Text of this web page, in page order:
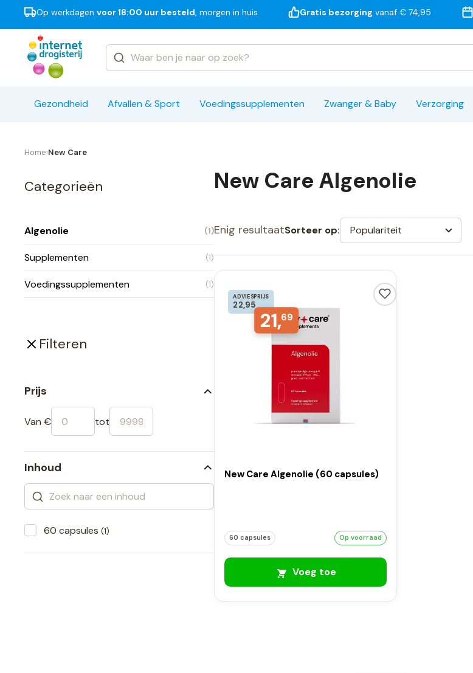
Op werkdagen voor 18:00 uur besteld, morgen in huis Gratis bezorging vanaf € 74,95
Gezondheid Afvallen & Sport Voedingssupplementen Zwanger & Baby Verzorging
Merken
Home›New Care
Categorieën
Algenolie (1)
Supplementen (1)
Voedingssupplementen (1)
Filteren
Prijs
Van € tot
Inhoud
60 capsules (1)
New Care Algenolie
Enig resultaatSorteer op: Populariteit
ADVIESPRIJS
22,95
21,69
New Care Algenolie (60 capsules)
60 capsules Op voorraad
Voeg toe